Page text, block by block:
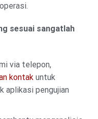
sesuai sangatlah
via telepon,
kontak untuk
aplikasi pengujian